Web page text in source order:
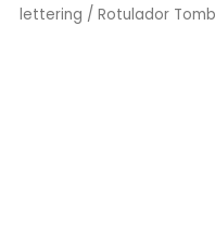
lettering / Rotulador